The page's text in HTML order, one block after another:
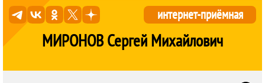
МИРОНОВ Сергей Михайлович
интернет-приёмная